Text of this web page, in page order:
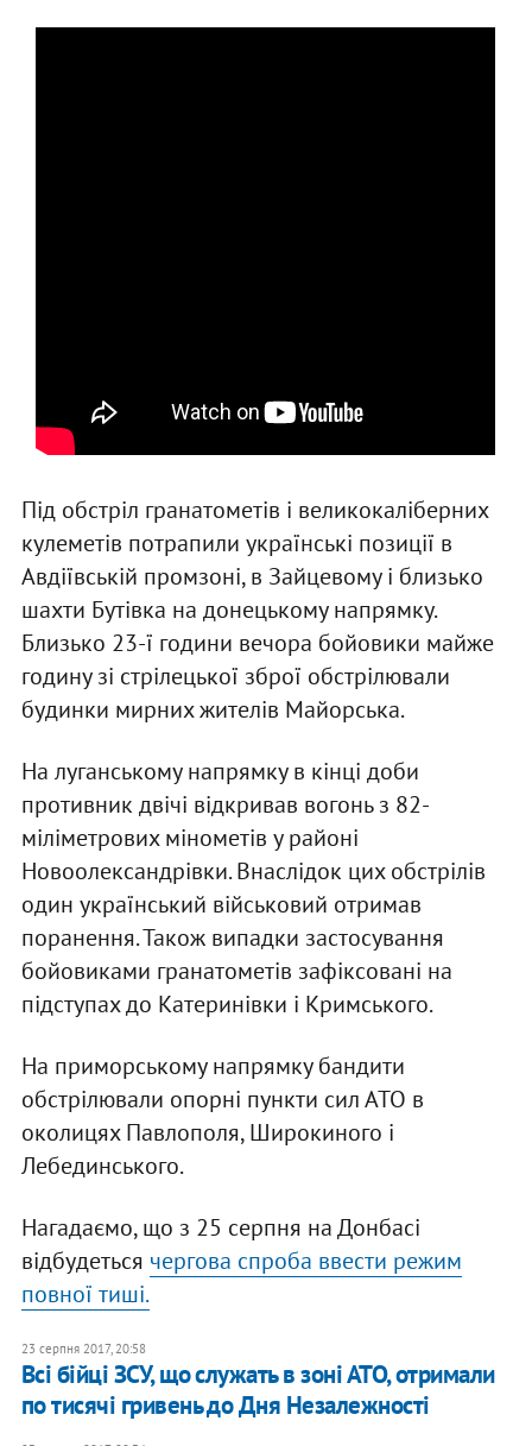
Під обстріл гранатометів і великокаліберних
кулеметів потрапили українські позиції в
Авдіївській промзоні, в Зайцевому і близько
шахти Бутівка на донецькому напрямку.
Близько 23-ї години вечора бойовики майже
годину зі стрілецької зброї обстрілювали
будинки мирних жителів Майорська.
На луганському напрямку в кінці доби
противник двічі відкривав вогонь з 82-
міліметрових мінометів у районі
Новоолександрівки. Внаслідок цих обстрілів
один український військовий отримав
поранення. Також випадки застосування
бойовиками гранатометів зафіксовані на
підступах до Катеринівки і Кримського.
На приморському напрямку бандити
обстрілювали опорні пункти сил АТО в
околицях Павлополя, Широкиного і
Лебединського.
Нагадаємо, що з 25 серпня на Донбасі
відбудеться чергова спроба ввести режим
повної тиші.
23 серпня 2017, 20:58
Всі бійці ЗСУ, що служать в зоні АТО, отримали
по тисячі гривень до Дня Незалежності